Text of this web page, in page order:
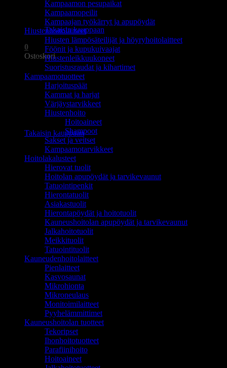
Ostoskori on tyhjä.
Takaisin kauppaan
0
Ostoskori
Ostoskori on tyhjä.
Takaisin kauppaan
Kampaamon pesupaikat
Kampaamopeilit
Kampaajan työkärryt ja apupöydät
Hiustenhoitolaitteet
Hiusten lämpösäteilijät ja höyryhoitolaitteet
Föönit ja kupukuivaajat
Hiustenleikkuukoneet
Suoristusraudat ja kihartimet
Kampaamotuotteet
Harjoituspäät
Kammat ja harjat
Värjäystarvikkeet
Hiustenhoito
Hoitoaineet
Shampoot
Sakset ja veitset
Kampaamotarvikkeet
Hoitolakalusteet
Hierovat tuolit
Hoitolan apupöydät ja tarvikevaunut
Tatuointipenkit
Hierontatuolit
Asiakastuolit
Hierontapöydät ja hoitotuolit
Kauneushoitolan apupöydät ja tarvikevaunut
Jalkahoitotuolit
Meikkituolit
Tatuointituolit
Kauneudenhoitolaitteet
Pienlaitteet
Kasvosaunat
Mikrohionta
Mikroneulaus
Monitoimilaitteet
Pyyhelämmittimet
Kauneushoitolan tuotteet
Tekoripset
Ihonhoitotuotteet
Parafiinihoito
Hoitoaineet